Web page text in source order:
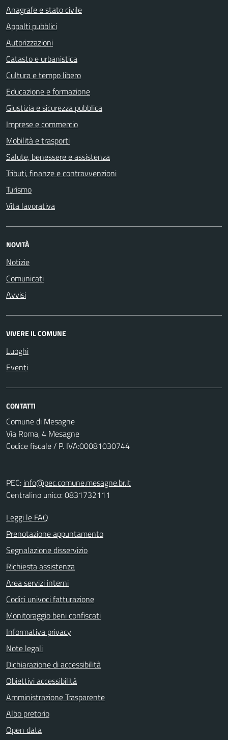
Anagrafe e stato civile
Appalti pubblici
Autorizzazioni
Catasto e urbanistica
Cultura e tempo libero
Educazione e formazione
Giustizia e sicurezza pubblica
Imprese e commercio
Mobilità e trasporti
Salute, benessere e assistenza
Tributi, finanze e contravvenzioni
Turismo
Vita lavorativa
NOVITÀ
Notizie
Comunicati
Avvisi
VIVERE IL COMUNE
Luoghi
Eventi
CONTATTI
Comune di Mesagne
Via Roma, 4 Mesagne
Codice fiscale / P. IVA:00081030744
PEC: info@pec.comune.mesagne.br.it
Centralino unico: 0831732111
Leggi le FAQ
Prenotazione appuntamento
Segnalazione disservizio
Richiesta assistenza
Area servizi interni
Codici univoci fatturazione
Monitoraggio beni confiscati
Informativa privacy
Note legali
Dichiarazione di accessibilità
Obiettivi accessibilità
Amministrazione Trasparente
Albo pretorio
Open data